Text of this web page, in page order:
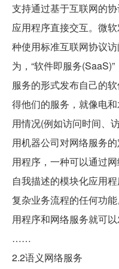
支持通过基于互联网的
应用程序直接交互。微
种使用标准互联网协议
为，“软件即服务
服务的形式发布自己的
得他们的服务，就像电
用情况(例如访问时间、
用机器公司对网络服务
用程序，一种可以通过
自我描述的模块化应用
复杂业务流程的任何功
用程序和网络服务就可以
……
2.2语义网络服务